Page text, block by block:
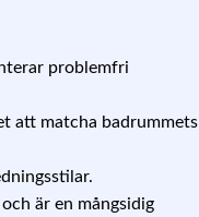
problemfri
att matcha badrummets
är en mångsidig